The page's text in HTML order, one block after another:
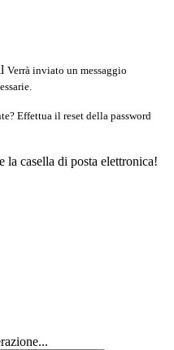
Verrà inviato un messaggio
Effettua il reset della password
casella di posta elettronica!